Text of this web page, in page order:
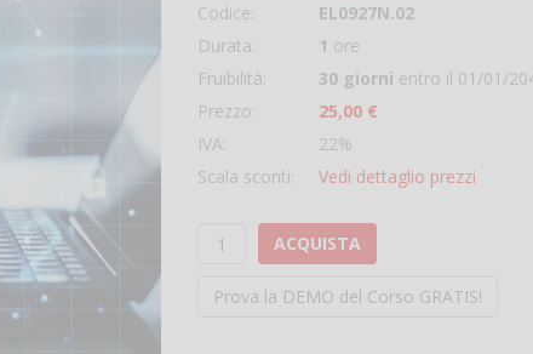
Codice:
EL0927N.02
Durata:
1 ore
Fruibilità:
30 giorni entro il 01/01/
Prezzo:
25,00 €
IVA:
22%
Scala sconti:
Vedi dettaglio prezzi
ACQUISTA
Prova la DEMO del Corso GRATIS!